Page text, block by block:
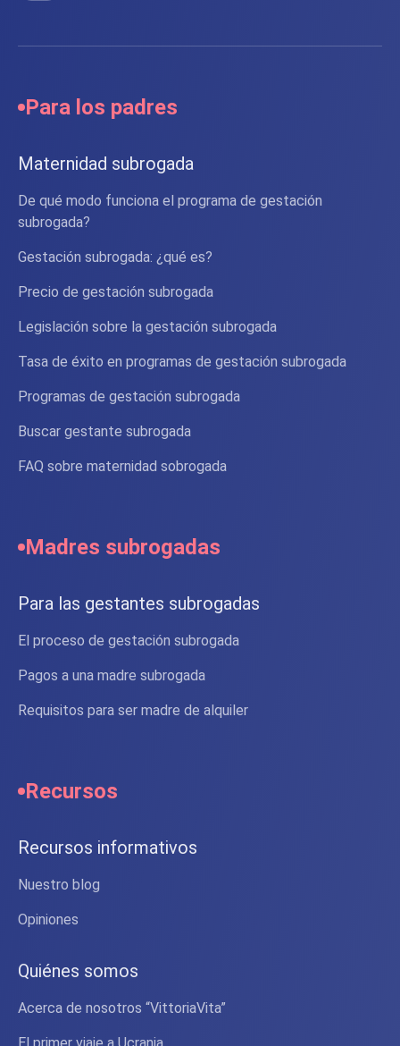
Para los padres
Maternidad subrogada
De qué modo funciona el programa de gestación
subrogada?
Gestación subrogada: ¿qué es?
Precio de gestación subrogada
Legislación sobre la gestación subrogada
Tasa de éxito en programas de gestación subrogada
Programas de gestación subrogada
Buscar gestante subrogada
FAQ sobre maternidad sobrogada
Madres subrogadas
Para las gestantes subrogadas
El proceso de gestación subrogada
Pagos a una madre subrogada
Requisitos para ser madre de alquiler
Recursos
Recursos informativos
Nuestro blog
Opiniones
Quiénes somos
Acerca de nosotros “VittoriaVita”